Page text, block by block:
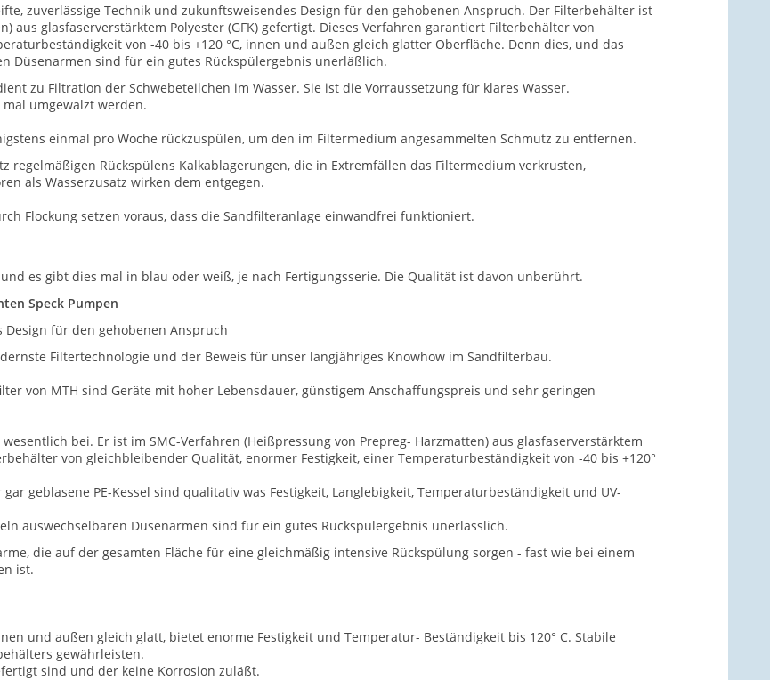
zuverlässige Technik und zukunftsweisendes Design für den gehobenen Anspruch. Der Filterbehälter ist
aus glasfaserverstärktem Polyester (GFK) gefertigt. Dieses Verfahren garantiert Filterbehälter von
von -40 bis +120 °C, innen und außen gleich glatter Oberfläche. Denn dies, und das
Düsenarmen sind für ein gutes Rückspülergebnis unerläßlich.
zu Filtration der Schwebeteilchen im Wasser. Sie ist die Vorraussetzung für klares Wasser.
umgewälzt werden.
einmal pro Woche rückzuspülen, um den im Filtermedium angesammelten Schmutz zu entfernen.
Rückspülens Kalkablagerungen, die in Extremfällen das Filtermedium verkrusten,
als Wasserzusatz wirken dem entgegen.
Flockung setzen voraus, dass die Sandfilteranlage einwandfrei funktioniert.
es gibt dies mal in blau oder weiß, je nach Fertigungsserie. Die Qualität ist davon unberührt.
Speck Pumpen
für den gehobenen Anspruch
Filtertechnologie und der Beweis für unser langjähriges Knowhow im Sandfilterbau.
von MTH sind Geräte mit hoher Lebensdauer, günstigem Anschaffungspreis und sehr geringen
bei. Er ist im SMC-Verfahren (Heißpressung von Prepreg- Harzmatten) aus glasfaserverstärktem
von gleichbleibender Qualität, enormer Festigkeit, einer Temperaturbeständigkeit von -40 bis +120°
geblasene PE-Kessel sind qualitativ was Festigkeit, Langlebigkeit, Temperaturbeständigkeit und UV-
auswechselbaren Düsenarmen sind für ein gutes Rückspülergebnis unerlässlich.
die auf der gesamten Fläche für eine gleichmäßig intensive Rückspülung sorgen - fast wie bei einem
ist.
und außen gleich glatt, bietet enorme Festigkeit und Temperatur- Beständigkeit bis 120° C. Stabile
gewährleisten.
sind und der keine Korrosion zuläßt.